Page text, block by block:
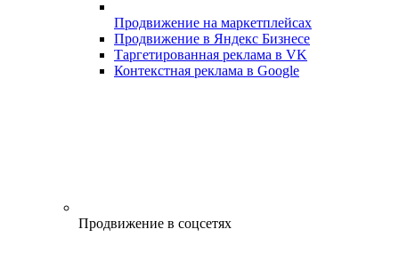
Продвижение на маркетплейсах
Продвижение в Яндекс Бизнесе
Таргетированная реклама в VK
Контекстная реклама в Google
Продвижение в соцсетях